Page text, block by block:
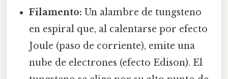
Filamento: Un alambre de tungsteno
en espiral que, al calentarse por efecto
Joule (paso de corriente), emite una
nube de electrones (efecto Edison). El